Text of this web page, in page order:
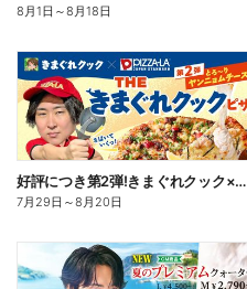
8月1日 ～8月18日
好評につき第2弾!きまぐれクック×ピザーラ コラボピザ新登場
7月29日 ～8月20日